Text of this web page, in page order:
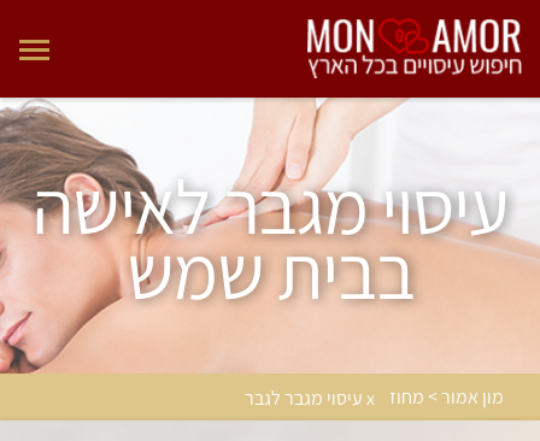
עיסוי מגבר לאישה
בבית שמש
מון אמור > מחוז x עיסוי מגבר לגבר